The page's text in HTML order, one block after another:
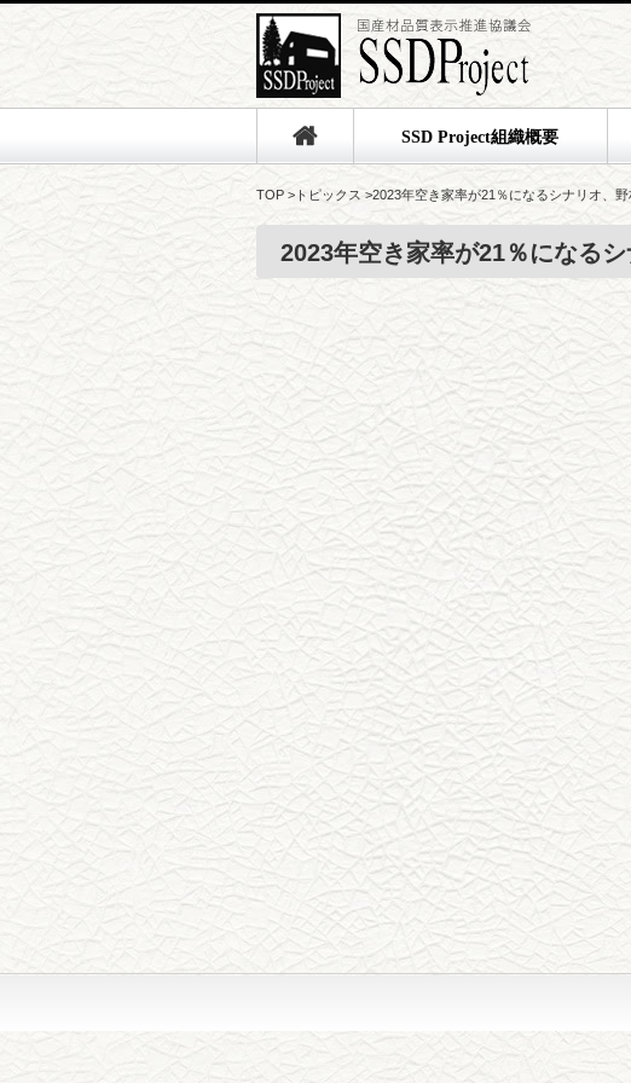
SSD Project組織概要
TOP > トピックス >2023年空き家率が21％になるシナリオ、
2023年空き家率が21％になる